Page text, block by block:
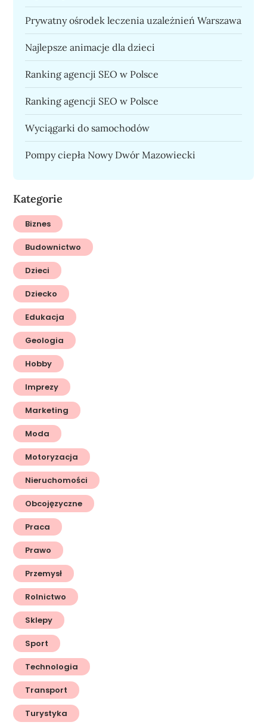
Prywatny ośrodek leczenia uzależnień Warszawa
Najlepsze animacje dla dzieci
Ranking agencji SEO w Polsce
Ranking agencji SEO w Polsce
Wyciągarki do samochodów
Pompy ciepła Nowy Dwór Mazowiecki
Kategorie
Biznes
Budownictwo
Dzieci
Dziecko
Edukacja
Geologia
Hobby
Imprezy
Marketing
Moda
Motoryzacja
Nieruchomości
Obcojęzyczne
Praca
Prawo
Przemysł
Rolnictwo
Sklepy
Sport
Technologia
Transport
Turystyka